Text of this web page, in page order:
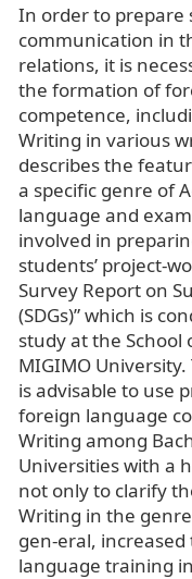
In order to prepare
communication in
relations, it is
the formation of
competence,
Writing in various
describes the
a specific genre of
language and
involved in
students’ project-
Survey Report on
(SDGs)” which is
study at the
MIGIMO
is advisable to use
foreign language
Writing among
Universities with a
not only to clarify
Writing in the
gen-eral,
language training